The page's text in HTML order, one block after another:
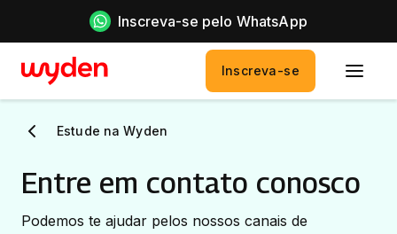
Inscreva-se pelo WhatsApp
Inscreva-se
Estude na Wyden
Entre em contato conosco
Podemos te ajudar pelos nossos canais de